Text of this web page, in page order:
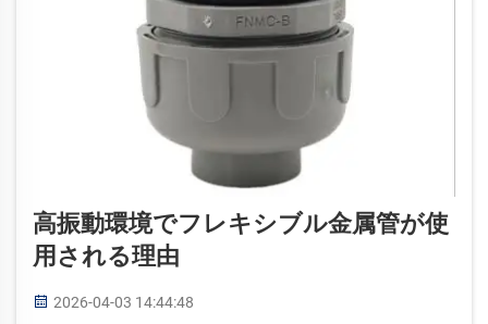
高振動環境でフレキシブル金属管が使
用される理由
2026-04-03 14:44:48